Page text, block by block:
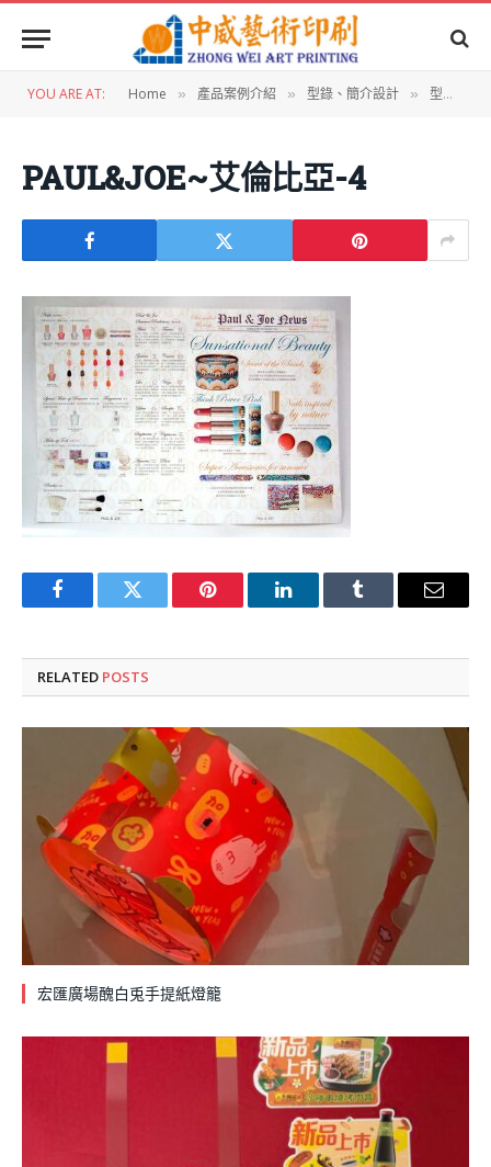
YOU ARE AT: Home » 產品案例介紹 » 型錄、簡介設計 » 型錄設計：PAUL＆JOE no.17商品型錄
PAUL&JOE~艾倫比亞-4
FacebookTwitter Pinterest LinkedInTumblr Email
RELATED POSTS
宏匯廣場醜白兎手提紙燈籠